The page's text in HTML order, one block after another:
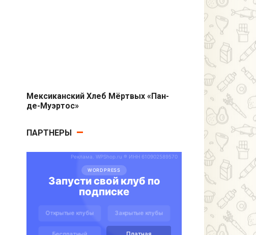
Выпечка
Мексиканский Хлеб Мёртвых «Пан-
де-Муэртос»
ПАРТНЕРЫ